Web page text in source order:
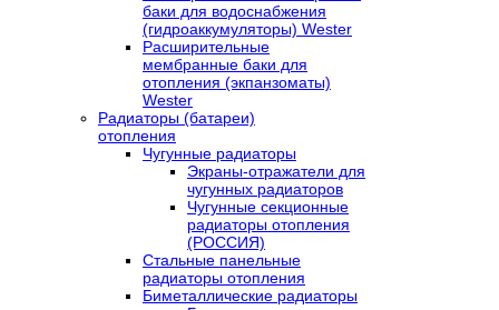
баки для водоснабжения
(гидроаккумуляторы) Wester
Расширительные
мембранные баки для
отопления (экпанзоматы)
Wester
Радиаторы (батареи)
отопления
Чугунные радиаторы
Экраны-отражатели для
чугунных радиаторов
Чугунные секционные
радиаторы отопления
(РОССИЯ)
Стальные панельные
радиаторы отопления
Биметаллические радиаторы